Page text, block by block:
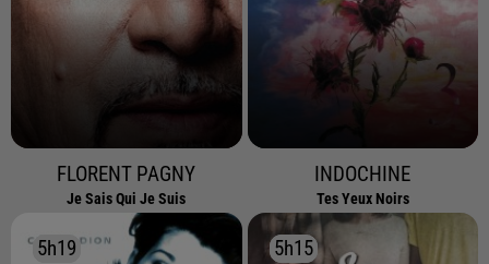
FLORENT PAGNY
Je Sais Qui Je Suis
INDOCHINE
Tes Yeux Noirs
5h19
5h19 5h15
5h15